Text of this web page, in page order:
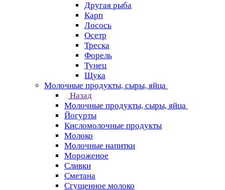
Другая рыба
Карп
Лосось
Осетр
Треска
Форель
Тунец
Щука
Молочные продукты, сыры, яйца
Назад
Молочные продукты, сыры, яйца
Йогурты
Кисломолочные продукты
Молоко
Молочные напитки
Мороженое
Сливки
Сметана
Сгущенное молоко